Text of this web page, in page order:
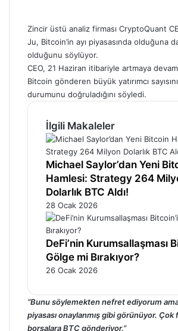
Zincir üstü analiz firması CryptoQuant
Ju, Bitcoin’in ayı piyasasında olduğuna
olduğunu söylüyor.
CEO, 21 Haziran itibariyle artmaya
Bitcoin gönderen büyük yatırımcı
durumunu doğruladığını söyledi.
İlgili Makaleler
Michael Saylor’dan Yeni
Hamlesi: Strategy 264
Dolarlık BTC Aldı!
28 Ocak 2026
DeFi’nin Kurumsallaşması
Gölge mi Bırakıyor?
26 Ocak 2026
“Bunu söylemekten nefret ediyorum ama
piyasası onaylanmış gibi görünüyor. Çok
borsalara BTC gönderiyor.”